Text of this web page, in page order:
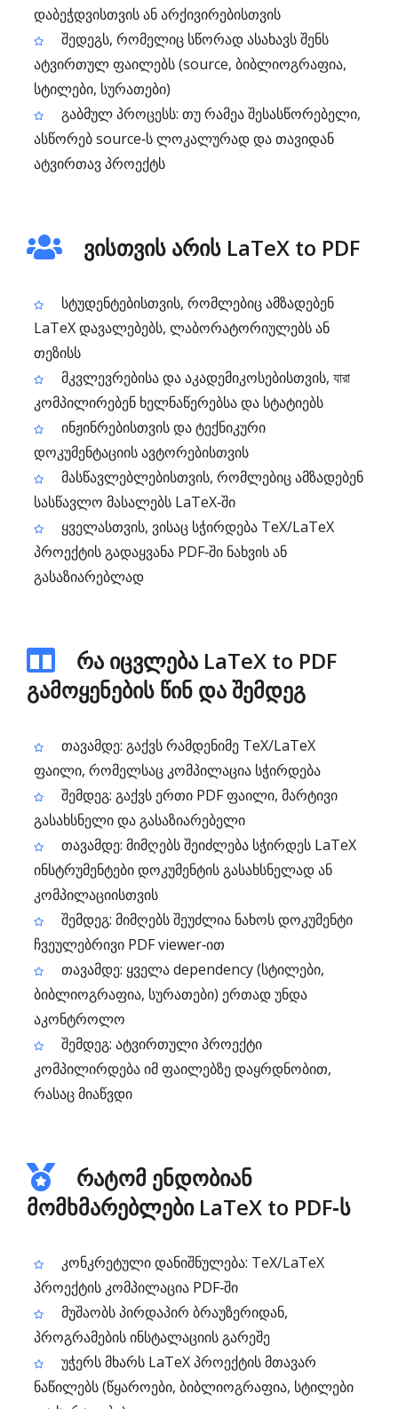
დაბეჭდვისთვის ან არქივირებისთვის
შედეგს, რომელიც სწორად ასახავს შენს
ატვირთულ ფაილებს (source, ბიბლიოგრაფია,
სტილები, სურათები)
გაბმულ პროცესს: თუ რამეა შესასწორებელი,
ასწორებ source‑ს ლოკალურად და თავიდან
ატვირთავ პროექტს
ვისთვის არის LaTeX to PDF
სტუდენტებისთვის, რომლებიც ამზადებენ
LaTeX დავალებებს, ლაბორატორიულებს ან
თეზისს
მკვლევრებისა და აკადემიკოსებისთვის, যারা
კომპილირებენ ხელნაწერებსა და სტატიებს
ინჟინრებისთვის და ტექნიკური
დოკუმენტაციის ავტორებისთვის
მასწავლებლებისთვის, რომლებიც ამზადებენ
სასწავლო მასალებს LaTeX‑ში
ყველასთვის, ვისაც სჭირდება TeX/LaTeX
პროექტის გადაყვანა PDF‑ში ნახვის ან
გასაზიარებლად
რა იცვლება LaTeX to PDF
გამოყენების წინ და შემდეგ
თავამდე: გაქვს რამდენიმე TeX/LaTeX
ფაილი, რომელსაც კომპილაცია სჭირდება
შემდეგ: გაქვს ერთი PDF ფაილი, მარტივი
გასახსნელი და გასაზიარებელი
თავამდე: მიმღებს შეიძლება სჭირდეს LaTeX
ინსტრუმენტები დოკუმენტის გასახსნელად ან
კომპილაციისთვის
შემდეგ: მიმღებს შეუძლია ნახოს დოკუმენტი
ჩვეულებრივი PDF viewer‑ით
თავამდე: ყველა dependency (სტილები,
ბიბლიოგრაფია, სურათები) ერთად უნდა
აკონტროლო
შემდეგ: ატვირთული პროექტი
კომპილირდება იმ ფაილებზე დაყრდნობით,
რასაც მიაწვდი
რატომ ენდობიან
მომხმარებლები LaTeX to PDF‑ს
კონკრეტული დანიშნულება: TeX/LaTeX
პროექტის კომპილაცია PDF‑ში
მუშაობს პირდაპირ ბრაუზერიდან,
პროგრამების ინსტალაციის გარეშე
უჭერს მხარს LaTeX პროექტის მთავარ
ნაწილებს (წყაროები, ბიბლიოგრაფია, სტილები